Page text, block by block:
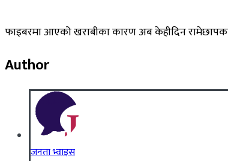
फाइबरमा आएको खराबीका कारण अब केहीदिन रामेछापका
Author
जनता भ्वाइस